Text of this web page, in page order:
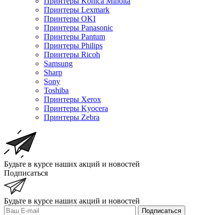
Принтеры Lexmark
Принтеры OKI
Принтеры Panasonic
Принтеры Pantum
Принтеры Philips
Принтеры Ricoh
Samsung
Sharp
Sony
Toshiba
Принтеры Xerox
Принтеры Kyocera
Принтеры Zebra
Будьте в курсе наших акций и новостей
Подписаться
Будьте в курсе наших акций и новостей
Подписаться